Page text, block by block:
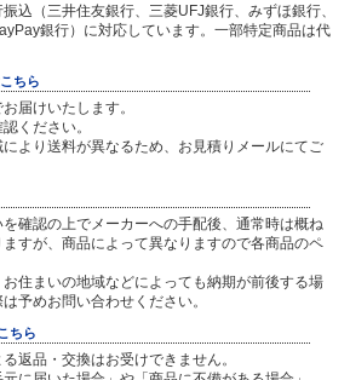
込（三井住友銀行、三菱UFJ銀行、みずほ銀行、
銀行）に対応しています。一部特定商品は代
ちら
届けいたします。
ください。
より送料が異なるため、お見積りメールにてご
確認の上でメーカーへの手配後、通常時は概ね
すが、商品によって異なりますので各商品のペ
住まいの地域などによっても納期が前後する場
予めお問い合わせください。
ちら
返品・交換はお受けできません。